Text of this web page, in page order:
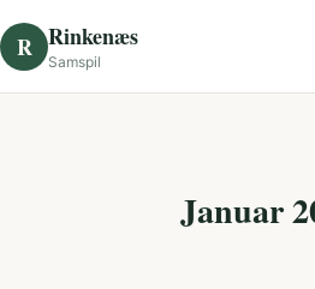
R Rinkenæs
Samspil
Januar